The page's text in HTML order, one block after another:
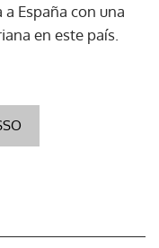
España con una
en este país.